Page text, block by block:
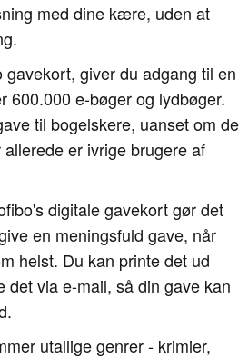
med dine kære, uden at
gavekort, giver du adgang til en
600.000 e-bøger og lydbøger.
til bogelskere, uanset om de
er ivrige brugere af
digitale gavekort gør det
en meningsfuld gave, når
helst. Du kan printe det ud
det via e-mail, så din gave kan
utallige genrer - krimier,